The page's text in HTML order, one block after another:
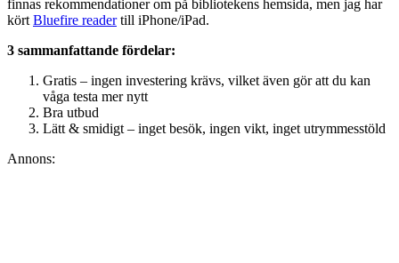
finnas rekommendationer om på bibliotekens hemsida, men jag har
kört Bluefire readertill iPhone/iPad.
3 sammanfattande fördelar:
Gratis – ingen investering krävs, vilket även gör att du kan
våga testa mer nytt
Bra utbud
Lätt & smidigt – inget besök, ingen vikt, inget utrymmesstöld
Annons: